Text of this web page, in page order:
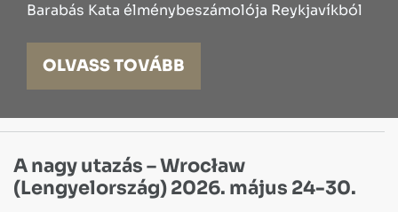
Barabás Kata élménybeszámolója Reykjavíkból
OLVASS TOVÁBB
A nagy utazás – Wrocław
(Lengyelország) 2026. május 24-30.